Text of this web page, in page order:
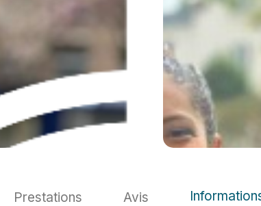
Prestations Avis